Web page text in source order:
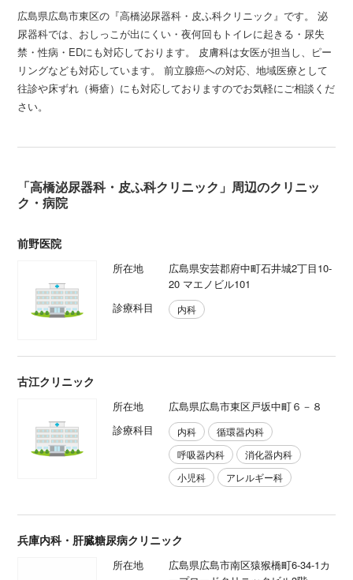
広島県広島市東区の『高橋泌尿器科・皮ふ科クリニック』です。 泌
尿器科では、おしっこが出にくい・夜何回もトイレに起きる・尿失
禁・性病・EDにも対応しております。 皮膚科は女医が担当し、ピー
リングなども対応しています。 前立腺癌への対応、地域医療として
往診や床ずれ（褥瘡）にも対応しておりますのでお気軽にご相談くだ
さい。
「高橋泌尿器科・皮ふ科クリニック」周辺のクリニッ
ク・病院
前野医院
所在地
広島県安芸郡府中町石井城2丁目10-
20 マエノビル101
診療科目
内科
古江クリニック
所在地
広島県広島市東区戸坂中町６－８
診療科目
内科
循環器内科
呼吸器内科
消化器内科
小児科
アレルギー科
兵庫内科・肝臓糖尿病クリニック
所在地
広島県広島市南区猿猴橋町6-34-1カ